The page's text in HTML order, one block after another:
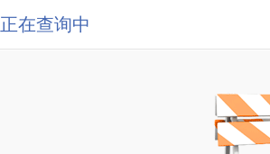
正在查询中